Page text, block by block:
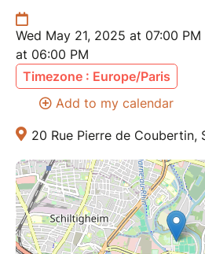
Wed May 21, 2025 at 07:00
at 06:00 PM
Timezone : Europe/Paris
Add to my calendar
20 Rue Pierre de Coubertin,